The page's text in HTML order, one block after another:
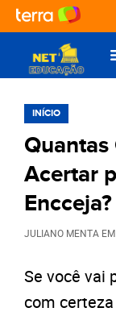
INÍCIO
Acertar
Encceja?
JULIANO MENTA EM
Se você vai
com